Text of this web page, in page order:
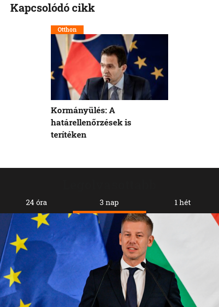
24 óra 3 nap 1 hét
Kapcsolódó cikk
Otthon
Kormányülés: A
határellenőrzések is
terítéken